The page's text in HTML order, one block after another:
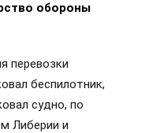
обороны
перевозки
беспилотник,
судно, по
Либерии и